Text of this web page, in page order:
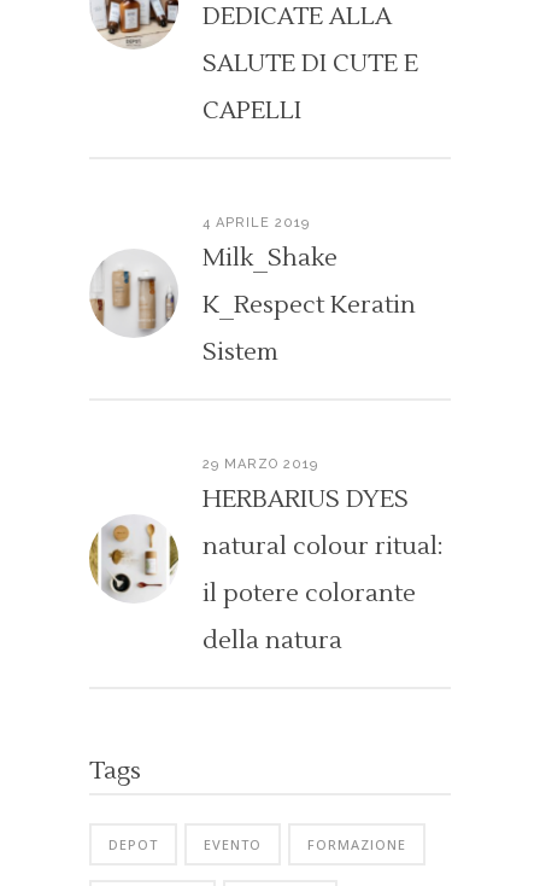
DEDICATE ALLA
SALUTE DI CUTE E
CAPELLI
4 APRILE 2019
Milk_Shake
K_Respect Keratin
Sistem
29 MARZO 2019
HERBARIUS DYES
natural colour ritual:
il potere colorante
della natura
Tags
DEPOT EVENTO FORMAZIONE